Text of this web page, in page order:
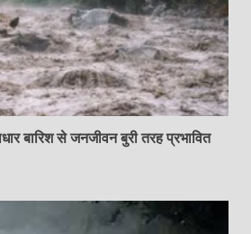
बारिश से जनजीवन बुरी तरह प्रभावित